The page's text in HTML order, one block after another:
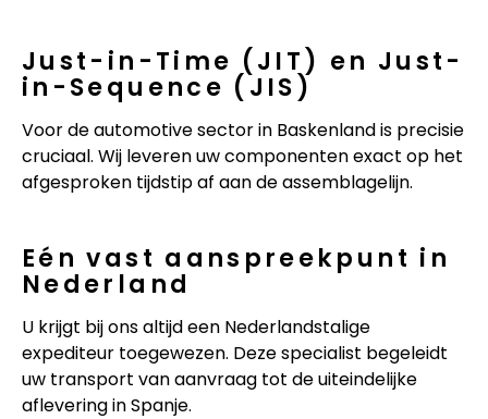
Just-in-Time (JIT) en Just-
in-Sequence (JIS)
Voor de automotive sector in Baskenland is precisie
cruciaal. Wij leveren uw componenten exact op het
afgesproken tijdstip af aan de assemblagelijn.
Eén vast aanspreekpunt in
Nederland
U krijgt bij ons altijd een Nederlandstalige
expediteur toegewezen. Deze specialist begeleidt
uw transport van aanvraag tot de uiteindelijke
aflevering in Spanje.